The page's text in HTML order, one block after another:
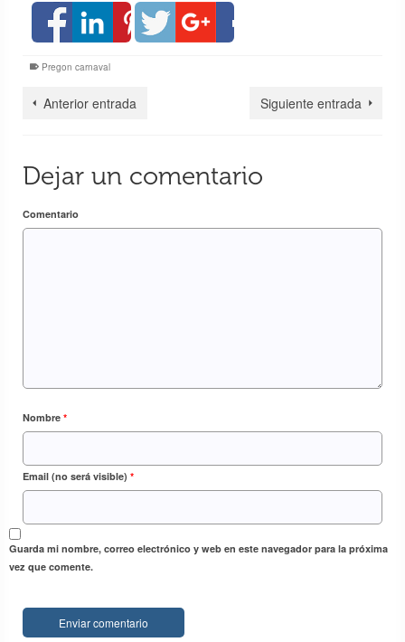
Pregon carnaval
Anterior entrada Siguiente entrada
Dejar un comentario
Comentario
Nombre *
Email (no será visible) *
Guarda mi nombre, correo electrónico y web en este navegador para la próxima
vez que comente.